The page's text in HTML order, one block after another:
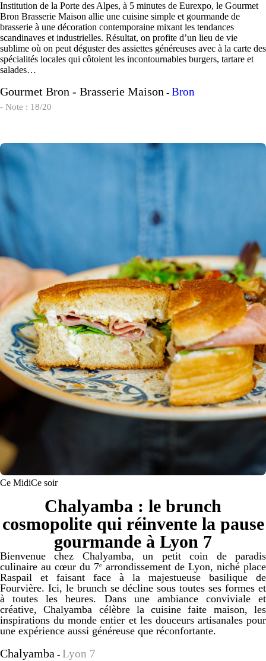
Institution de la Porte des Alpes, à 5 minutes de Eurexpo, le Gourmet
Bron Brasserie Maison allie une cuisine simple et gourmande de
brasserie à une décoration contemporaine mixant les tendances
scandinaves et industrielles. Résultat, on profite d’un lieu de vie
sublime où on peut déguster des assiettes généreuses avec à la carte des
spécialités locales qui côtoient les incontournables burgers, tartare et
salades…
Gourmet Bron - Brasserie Maison - Bron
- Note : 18/20
Ce MidiCe soir
Chalyamba : le brunch
cosmopolite qui réinvente la pause
gourmande à Lyon 7
Bienvenue chez Chalyamba, un petit coin de paradis
culinaire au cœur du 7ᵉ arrondissement de Lyon, niché place
Raspail et faisant face à la majestueuse basilique de
Fourvière. Ici, le brunch se décline sous toutes ses formes et
à toutes les heures. Dans une ambiance conviviale et
créative, Chalyamba célèbre la cuisine faite maison, les
inspirations du monde entier et les douceurs artisanales pour
une expérience aussi généreuse que réconfortante.
Chalyamba - Lyon 7